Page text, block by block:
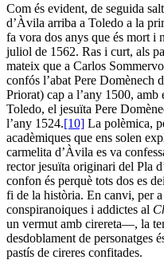
Com és evident, de seguida
d’Àvila arriba a Toledo a la
fa vora dos anys que és mort i
juliol de 1562. Ras i curt, als
mateix que a Carlos
confós l’abat Pere Domènech
Priorat) cap a l’any 1500,
Toledo, el jesuïta Pere
l’any 1524.[10] La polèmica,
acadèmiques que ens solen
carmelita d’Àvila es va
rector jesuïta originari del Pla
confon és perquè tots dos es
fi de la història. En canvi, per
conspiranoiques i addictes al
un vermut amb cirereta—, la
desdoblament de personatges
pastís de cireres confitades.